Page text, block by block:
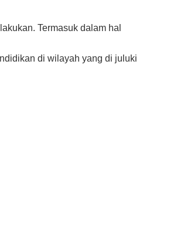
Termasuk dalam hal
di wilayah yang di juluki